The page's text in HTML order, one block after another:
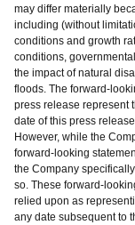
may differ materially
including (without
conditions and growth
conditions,
the impact of natural
floods. The forward-
press release represent
date of this press
However, while the
forward-looking
the Company
so. These forward-
relied upon as
any date subsequent to